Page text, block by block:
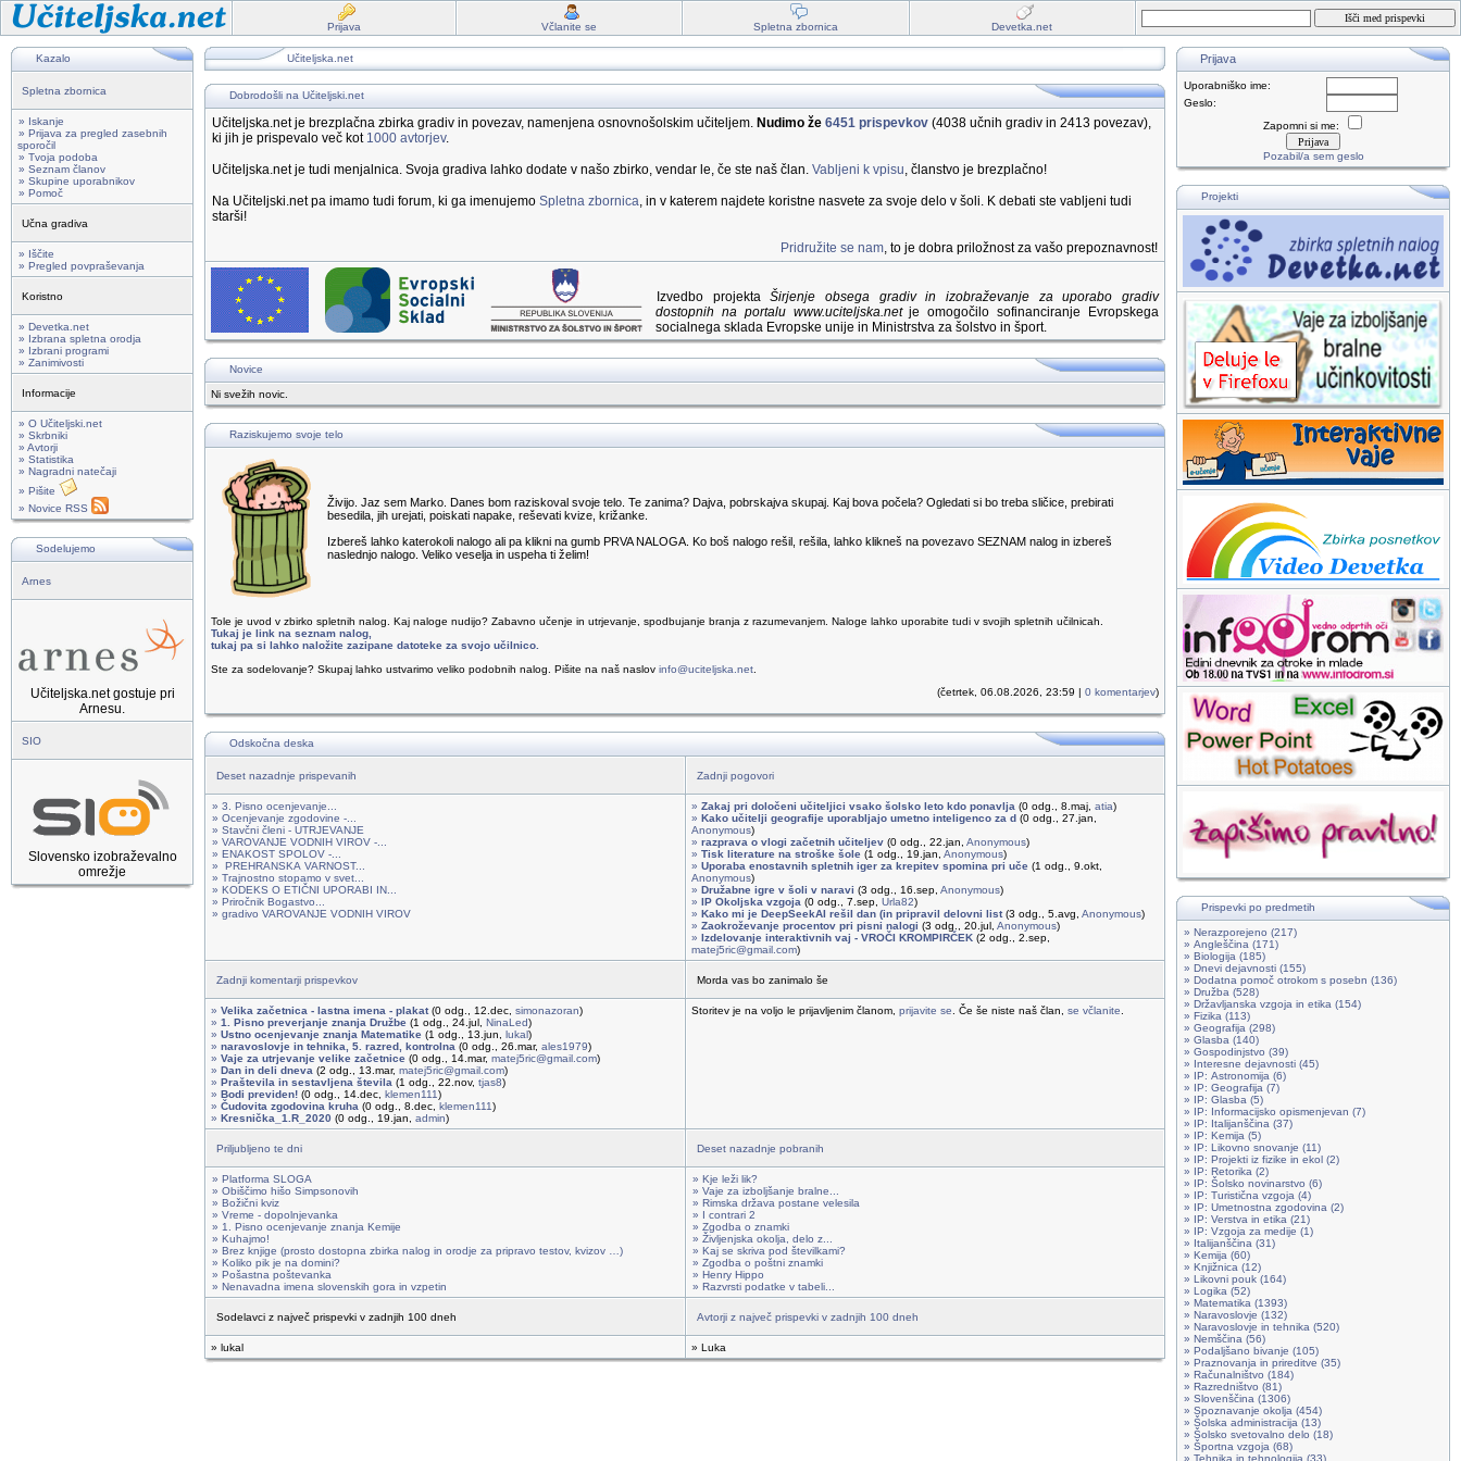
Prijava Včlanite se Spletna zbornica Devetka.net
Kazalo
Spletna zbornica
» Iskanje
» Prijava za pregled zasebnih
sporočil
» Tvoja podoba
» Seznam članov
» Skupine uporabnikov
» Pomoč
Učna gradiva
» Iščite
» Pregled povpraševanja
Koristno
» Devetka.net
» Izbrana spletna orodja
» Izbrani programi
» Zanimivosti
Informacije
» O Učiteljski.net
» Skrbniki
» Avtorji
» Statistika
» Nagradni natečaji
» Pišite
» Novice RSS
Sodelujemo
Arnes
Učiteljska.net gostuje pri
Arnesu.
SIO
Slovensko izobraževalno
omrežje
Učiteljska.net
Dobrodošli na Učiteljski.net
Učiteljska.net je brezplačna zbirka gradiv in povezav, namenjena osnovnošolskim učiteljem. Nudimo že 6451 prispevkov (4038 učnih gradiv in 2413 povezav),
ki jih je prispevalo več kot 1000 avtorjev.
Učiteljska.net je tudi menjalnica. Svoja gradiva lahko dodate v našo zbirko, vendar le, če ste naš član. Vabljeni k vpisu, članstvo je brezplačno!
Na Učiteljski.net pa imamo tudi forum, ki ga imenujemo Spletna zbornica, in v katerem najdete koristne nasvete za svoje delo v šoli. K debati ste vabljeni tudi
starši!
Pridružite se nam, to je dobra priložnost za vašo prepoznavnost!
Izvedbo projektaŠirjenje obsega gradiv in izobraževanje za uporabo gradiv
dostopnih na portalu www.uciteljska.netje omogočilo sofinanciranje Evropskega
socialnega sklada Evropske unije in Ministrstva za šolstvo in šport.
Novice
Ni svežih novic.
Raziskujemo svoje telo
Živijo. Jaz sem Marko. Danes bom raziskoval svoje telo. Te zanima? Dajva, pobrskajva skupaj. Kaj bova počela? Ogledati si bo treba sličice, prebirati
besedila, jih urejati, poiskati napake, reševati kvize, križanke.
Izbereš lahko katerokoli nalogo ali pa klikni na gumb PRVA NALOGA. Ko boš nalogo rešil, rešila, lahko klikneš na povezavo SEZNAM nalog in izbereš
naslednjo nalogo. Veliko veselja in uspeha ti želim!
Tole je uvod v zbirko spletnih nalog. Kaj naloge nudijo? Zabavno učenje in utrjevanje, spodbujanje branja z razumevanjem. Naloge lahko uporabite tudi v svojih spletnih učilnicah.
Tukaj je link na seznam nalog,
tukaj pa si lahko naložite zazipane datoteke za svojo učilnico.
Ste za sodelovanje? Skupaj lahko ustvarimo veliko podobnih nalog. Pišite na naš naslov info@uciteljska.net
(četrtek, 06.08.2026, 23:59 | 0 komentarjev)
Odskočna deska
Deset nazadnje prispevanih Zadnji pogovori
» 3. Pisno ocenjevanje...
» Ocenjevanje zgodovine -...
» Stavčni členi - UTRJEVANJE
» VAROVANJE VODNIH VIROV -...
» ENAKOST SPOLOV -...
» PREHRANSKA VARNOST...
» Trajnostno stopamo v svet...
» KODEKS O ETIČNI UPORABI IN...
» Priročnik Bogastvo...
» gradivo VAROVANJE VODNIH VIROV
» Zakaj pri določeni učiteljici vsako šolsko leto kdo ponavlja (0 odg., 8.maj, atia)
» Kako učitelji geografije uporabljajo umetno inteligenco za d (0 odg., 27.jan,
Anonymous)
» razprava o vlogi začetnih učiteljev (0 odg., 22.jan, Anonymous)
» Tisk literature na stroške šole (1 odg., 19.jan, Anonymous)
» Uporaba enostavnih spletnih iger za krepitev spomina pri uče (1 odg., 9.okt,
Anonymous)
» Družabne igre v šoli v naravi (3 odg., 16.sep, Anonymous)
» IP Okoljska vzgoja (0 odg., 7.sep, Urla82)
» Kako mi je DeepSeekAI rešil dan (in pripravil delovni list(3 odg., 5.avg, Anonymous)
» Zaokroževanje procentov pri pisni nalogi (3 odg., 20.jul, Anonymous)
» Izdelovanje interaktivnih vaj - VROČI KROMPIRČEK (2 odg., 2.sep,
matej5ric@gmail.com)
Zadnji komentarji prispevkov Morda vas bo zanimalo še
» Velika začetnica - lastna imena - plakat(0 odg., 12.dec, simonazoran)
» 1. Pisno preverjanje znanja Družbe (1 odg., 24.jul, NinaLed)
» Ustno ocenjevanje znanja Matematike (1 odg., 13.jun, lukal)
» naravoslovje in tehnika, 5. razred, kontrolna (0 odg., 26.mar, ales1979)
» Vaje za utrjevanje velike začetnice (0 odg., 14.mar, matej5ric@gmail.com)
» Dan in deli dneva (2 odg., 13.mar, matej5ric@gmail.com)
» Praštevila in sestavljena števila (1 odg., 22.nov, tjas8)
» Bodi previden! (0 odg., 14.dec, klemen111)
» Čudovita zgodovina kruha (0 odg., 8.dec, klemen111)
» Kresnička_1.R_2020 (0 odg., 19.jan, admin)
Storitev je na voljo le prijavljenim članom, prijavite se . Če še niste naš član, se včlanite
Priljubljeno te dni Deset nazadnje pobranih
» Platforma SLOGA
» Obiščimo hišo Simpsonovih
» Božični kviz
» Vreme - dopolnjevanka
» 1. Pisno ocenjevanje znanja Kemije
» Kuhajmo!
» Brez knjige (prosto dostopna zbirka nalog in orodje za pripravo testov, kvizov …)
» Koliko pik je na domini?
» Pošastna poštevanka
» Nenavadna imena slovenskih gora in vzpetin
» Kje leži lik?
» Vaje za izboljšanje bralne...
» Rimska država postane velesila
» I contrari 2
» Zgodba o znamki
» Življenjska okolja, delo z...
» Kaj se skriva pod številkami?
» Zgodba o poštni znamki
» Henry Hippo
» Razvrsti podatke v tabeli...
Sodelavci z največ prispevki v zadnjih 100 dneh Avtorji z največ prispevki v zadnjih 100 dneh
» lukal » Luka
Prijava
Uporabniško ime:
Geslo:
Zapomni si me:
Pozabil/a sem geslo
Projekti
Prispevki po predmetih
» Nerazporejeno (217)
» Angleščina (171)
» Biologija (185)
» Dnevi dejavnosti (155)
» Dodatna pomoč otrokom s posebn (136)
» Družba (528)
» Državljanska vzgoja in etika (154)
» Fizika (113)
» Geografija (298)
» Glasba (140)
» Gospodinjstvo (39)
» Interesne dejavnosti (45)
» IP: Astronomija (6)
» IP: Geografija (7)
» IP: Glasba (5)
» IP: Informacijsko opismenjevan (7)
» IP: Italijanščina (37)
» IP: Kemija (5)
» IP: Likovno snovanje (11)
» IP: Projekti iz fizike in ekol (2)
» IP: Retorika (2)
» IP: Šolsko novinarstvo (6)
» IP: Turistična vzgoja (4)
» IP: Umetnostna zgodovina (2)
» IP: Verstva in etika (21)
» IP: Vzgoja za medije (1)
» Italijanščina (31)
» Kemija (60)
» Knjižnica (12)
» Likovni pouk (164)
» Logika (52)
» Matematika (1393)
» Naravoslovje (132)
» Naravoslovje in tehnika (520)
» Nemščina (56)
» Podaljšano bivanje (105)
» Praznovanja in prireditve (35)
» Računalništvo (184)
» Razredništvo (81)
» Slovenščina (1306)
» Spoznavanje okolja (454)
» Šolska administracija (13)
» Šolsko svetovalno delo (18)
» Športna vzgoja (68)
» Tehnika in tehnologija (33)